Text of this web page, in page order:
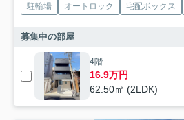
駐輪場 オートロック 宅配ボックス
募集中の部屋
4階
16.9万円
62.50㎡ (2LDK)